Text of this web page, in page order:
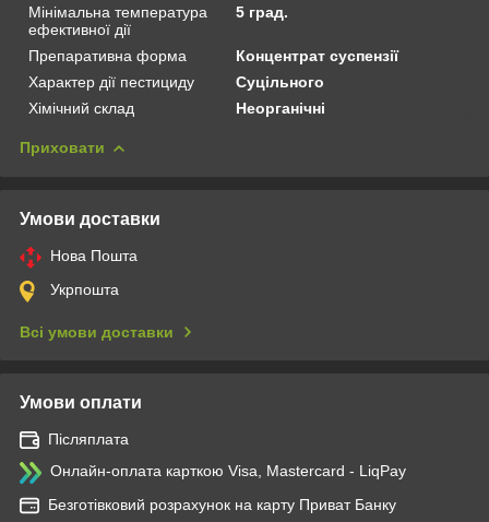
Мінімальна температура
ефективної дії
5 град.
Препаративна форма
Концентрат суспензії
Характер дії пестициду
Суцільного
Хімічний склад
Неорганічні
Приховати
Умови доставки
Нова Пошта
Укрпошта
Всі умови доставки
Умови оплати
Післяплата
Онлайн-оплата карткою Visa, Mastercard - LiqPay
Безготівковий розрахунок на карту Приват Банку